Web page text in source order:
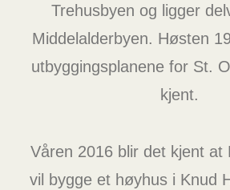
Trehusbyen og ligger
Middelalderbyen. Høsten
utbyggingsplanene for St.
kjent.
Våren 2016 blir det kjent at
vil bygge et høyhus i Knud